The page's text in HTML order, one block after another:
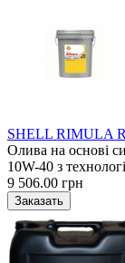
SHELL RIMULA
Олива на основі
10W-40 з
9 506.00 грн